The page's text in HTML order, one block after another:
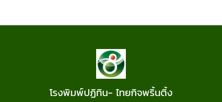
โรงพิมพ์ปฏิทิน- ไทยกิจพริ้นติ้ง